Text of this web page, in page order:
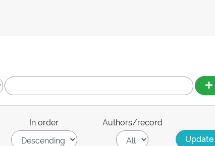
In order Authors/record